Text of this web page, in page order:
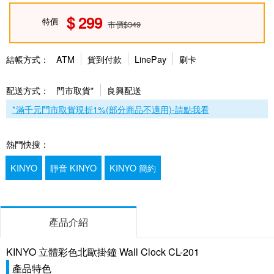
特價 299 市價$349
結帳方式： ATM 貨到付款 LinePay 刷卡
配送方式： 門市取貨*
良興配送
*滿千元門市取貨現折1%(部分商品不適用)-請點我看
熱門快搜：
KINYO
靜音 KINYO KINYO 簡約
產品介紹
KINYO 立體彩色北歐掛鐘 Wall Clock CL-201
產品特色